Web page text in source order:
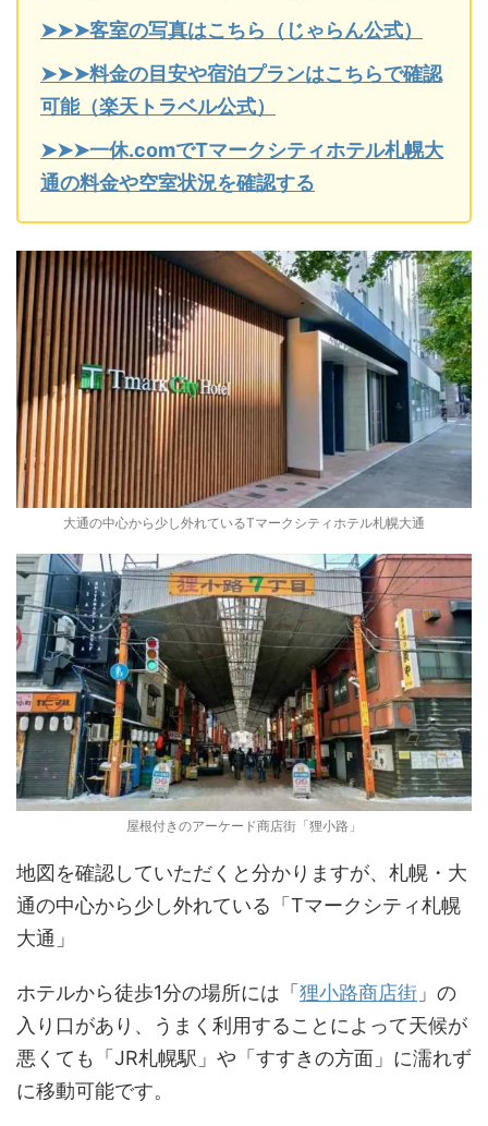
➤➤➤客室の写真はこちら（じゃらん公式）
➤➤➤料金の目安や宿泊プランはこちらで確認
可能（楽天トラベル公式）
➤➤➤一休.comでTマークシティホテル札幌大
通の料金や空室状況を確認する
大通の中心から少し外れているTマークシティホテル札幌大通
屋根付きのアーケード商店街「狸小路」
地図を確認していただくと分かりますが、札幌・大
通の中心から少し外れている「Tマークシティ札幌
大通」
ホテルから徒歩1分の場所には「狸小路商店街 」の
入り口があり、うまく利用することによって天候が
悪くても「JR札幌駅」や「すすきの方面」に濡れず
に移動可能です。